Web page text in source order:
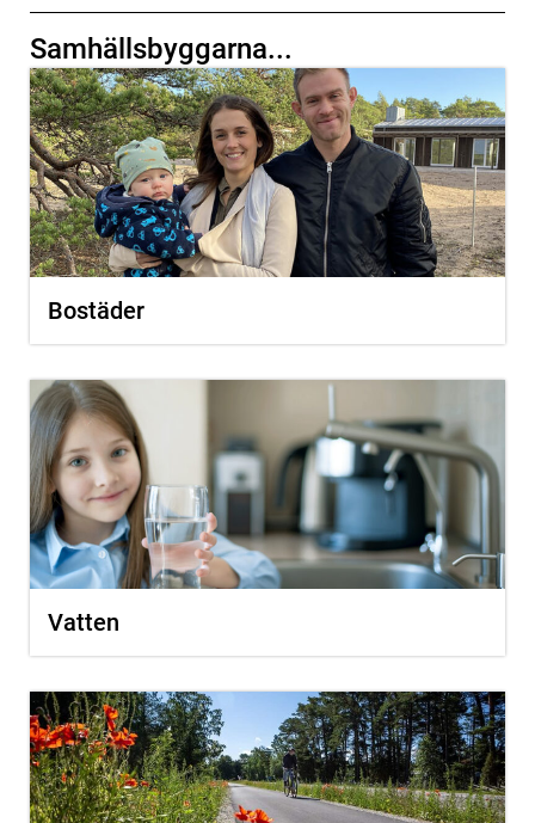
Samhällsbyggarna...
Bostäder
Vatten